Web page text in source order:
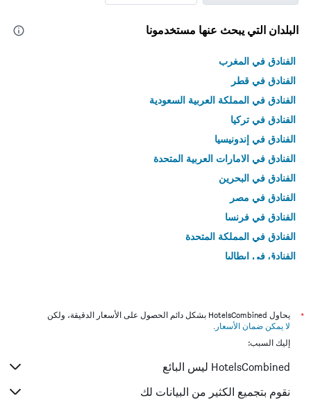
البلدان التي يبحث عنها مستخدمونا
الفنادق في المغرب
الفنادق في قطر
الفنادق في المملكة العربية السعودية
الفنادق في تركيا
الفنادق في إندونيسيا
الفنادق في الامارات العربية المتحدة
الفنادق في البحرين
الفنادق في مصر
الفنادق في فرنسا
الفنادق في المملكة المتحدة
الفنادق في إيطاليا
*
يحاول HotelsCombined بشكل دائم الحصول على الأسعار الدقيقة، ولكن
لا يمكن ضمان الأسعار .
إليك السبب:
HotelsCombined ليس البائع
نقوم بتجميع الكثير من البيانات لك